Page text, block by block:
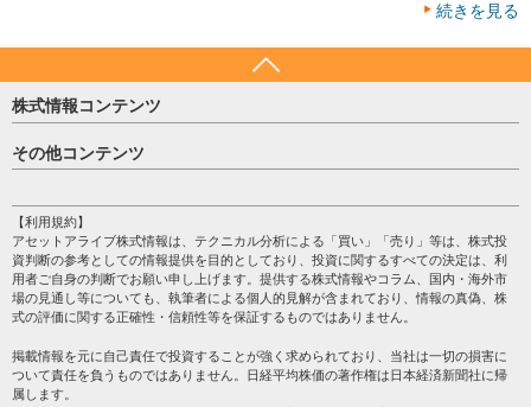
続きを見る
株式情報コンテンツ
日経平均
売買シグナル
注目銘柄
株テーマ情報
海外市況
投資カレンダー
格付け情報
その他コンテンツ
個人情報保護方針
プライバシーポリシー
会社案内
サイトマップ
過去データ
【利用規約】
アセットアライブ株式情報は、テクニカル分析による「買い」「売り」等は、株式投
資判断の参考としての情報提供を目的としており、投資に関するすべての決定は、利
用者ご自身の判断でお願い申し上げます。提供する株式情報やコラム、国内・海外市
場の見通し等についても、執筆者による個人的見解が含まれており、情報の真偽、株
式の評価に関する正確性・信頼性等を保証するものではありません。
掲載情報を元に自己責任で投資することが強く求められており、当社は一切の損害に
ついて責任を負うものではありません。日経平均株価の著作権は日本経済新聞社に帰
属します。